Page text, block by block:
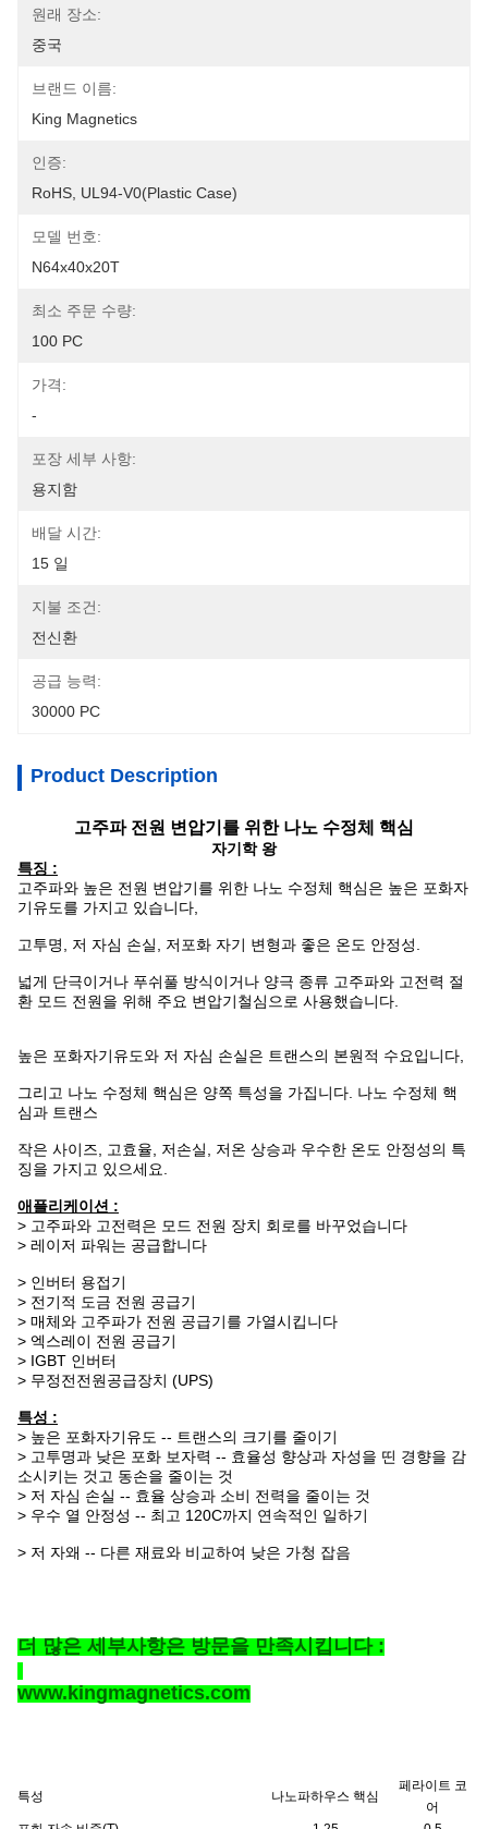
원래 장소:
중국
브랜드 이름:
King Magnetics
인증:
RoHS, UL94-V0(Plastic Case)
모델 번호:
N64x40x20T
최소 주문 수량:
100 PC
가격:
-
포장 세부 사항:
용지함
배달 시간:
15 일
지불 조건:
전신환
공급 능력:
30000 PC
Product Description
고주파 전원 변압기를 위한 나노 수정체 핵심
자기학 왕
특징 :
고주파와 높은 전원 변압기를 위한 나노 수정체 핵심은 높은 포화자
기유도를 가지고 있습니다,
고투명, 저 자심 손실, 저포화 자기 변형과 좋은 온도 안정성.
넓게 단극이거나 푸쉬풀 방식이거나 양극 종류 고주파와 고전력 절
환 모드 전원을 위해 주요 변압기철심으로 사용했습니다.
높은 포화자기유도와 저 자심 손실은 트랜스의 본원적 수요입니다,
그리고 나노 수정체 핵심은 양쪽 특성을 가집니다. 나노 수정체 핵
심과 트랜스
작은 사이즈, 고효율, 저손실, 저온 상승과 우수한 온도 안정성의 특
징을 가지고 있으세요.
애플리케이션 :
> 고주파와 고전력은 모드 전원 장치 회로를 바꾸었습니다
> 레이저 파워는 공급합니다
> 인버터 용접기
> 전기적 도금 전원 공급기
> 매체와 고주파가 전원 공급기를 가열시킵니다
> 엑스레이 전원 공급기
> IGBT 인버터
> 무정전전원공급장치 (UPS)
특성 :
> 높은 포화자기유도 -- 트랜스의 크기를 줄이기
> 고투명과 낮은 포화 보자력 -- 효율성 향상과 자성을 띤 경향을 감
소시키는 것고 동손을 줄이는 것
> 저 자심 손실 -- 효율 상승과 소비 전력을 줄이는 것
> 우수 열 안정성 -- 최고 120C까지 연속적인 일하기
> 저 자왜 -- 다른 재료와 비교하여 낮은 가청 잡음
더 많은 세부사항은 방문을 만족시킵니다 :
www.kingmagnetics.com
특성 나노파하우스 핵심
페라이트 코
어